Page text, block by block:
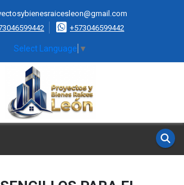
+573046599442
Select Language ▼